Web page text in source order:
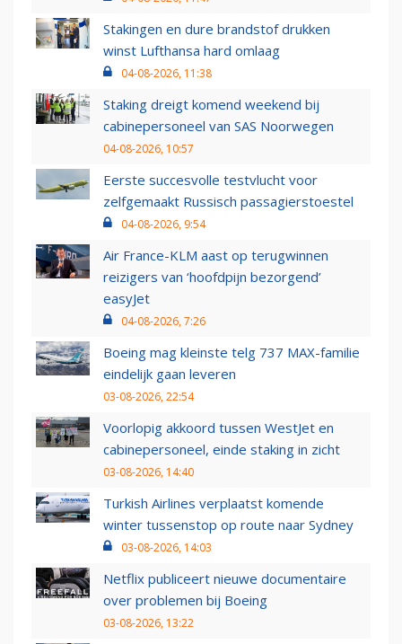
Stakingen en dure brandstof drukken
winst Lufthansa hard omlaag
04-08-2026, 11:38
Staking dreigt komend weekend bij
cabinepersoneel van SAS Noorwegen
04-08-2026, 10:57
Eerste succesvolle testvlucht voor
zelfgemaakt Russisch passagierstoestel
04-08-2026, 9:54
Air France-KLM aast op terugwinnen
reizigers van ‘hoofdpijn bezorgend’
easyJet
04-08-2026, 7:26
Boeing mag kleinste telg 737 MAX-familie
eindelijk gaan leveren
03-08-2026, 22:54
Voorlopig akkoord tussen WestJet en
cabinepersoneel, einde staking in zicht
03-08-2026, 14:40
Turkish Airlines verplaatst komende
winter tussenstop op route naar Sydney
03-08-2026, 14:03
Netflix publiceert nieuwe documentaire
over problemen bij Boeing
03-08-2026, 13:22